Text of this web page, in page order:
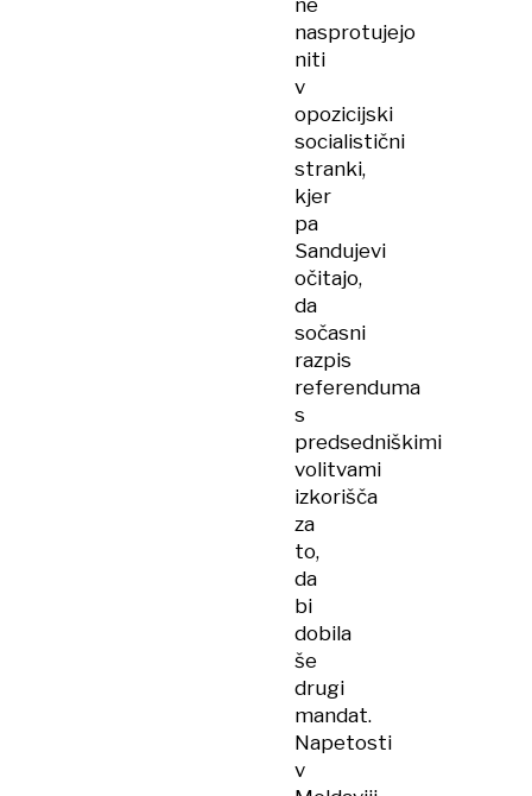
ne
nasprotujejo
niti
v
opozicijski
socialistični
stranki,
kjer
pa
Sandujevi
očitajo,
da
sočasni
razpis
referenduma
s
predsedniškimi
volitvami
izkorišča
za
to,
da
bi
dobila
še
drugi
mandat.
Napetosti
v